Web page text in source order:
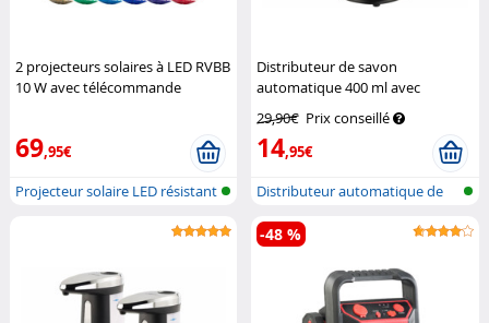
2 projecteurs solaires à LED RVBB
10 W avec télécommande
69,95€
Projecteur solaire LED résistant
Distributeur de savon
automatique 400 ml avec
capteur infrarougeCarlo Milano
29,90€ Prix conseillé
14,95€
Distributeur automatique de
savon
-48 %